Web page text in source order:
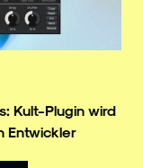
Kult-Plugin wird
Entwickler